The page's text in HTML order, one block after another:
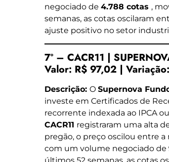
negociado de 4.788 cotas ,
semanas, as cotas oscilaram
ajuste positivo no setor
7º – CACR11 |
Valor: R$ 97,02 | Variação:
Descrição: O Supernova
investe em Certificados de
recorrente indexada ao IPCA
CACR11 registraram uma alta
pregão, o preço oscilou entre
com um volume negociado de
últimos 52 semanas, as cotas